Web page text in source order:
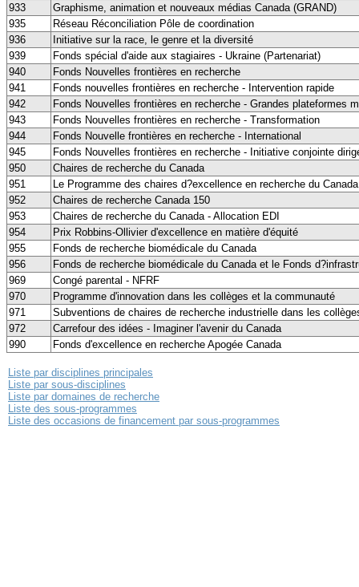
933
Graphisme, animation et nouveaux médias Canada (GRAND)
935
Réseau Réconciliation Pôle de coordination
936
Initiative sur la race, le genre et la diversité
939
Fonds spécial d'aide aux stagiaires - Ukraine (Partenariat)
940
Fonds Nouvelles frontières en recherche
941
Fonds nouvelles frontières en recherche - Intervention rapide
942
Fonds Nouvelles frontières en recherche - Grandes plateformes
943
Fonds Nouvelles frontières en recherche - Transformation
944
Fonds Nouvelle frontières en recherche - International
945
Fonds Nouvelles frontières en recherche - Initiative conjointe
950
Chaires de recherche du Canada
951
Le Programme des chaires d?excellence en recherche du Canada
952
Chaires de recherche Canada 150
953
Chaires de recherche du Canada - Allocation EDI
954
Prix Robbins-Ollivier d'excellence en matière d'équité
955
Fonds de recherche biomédicale du Canada
956
Fonds de recherche biomédicale du Canada et le Fonds
969
Congé parental - NFRF
970
Programme d'innovation dans les collèges et la communauté
971
Subventions de chaires de recherche industrielle dans les
972
Carrefour des idées - Imaginer l'avenir du Canada
990
Fonds d'excellence en recherche Apogée Canada
Liste par disciplines principales
Liste par sous-disciplines
Liste par domaines de recherche
Liste des sous-programmes
Liste des occasions de financement par sous-programmes